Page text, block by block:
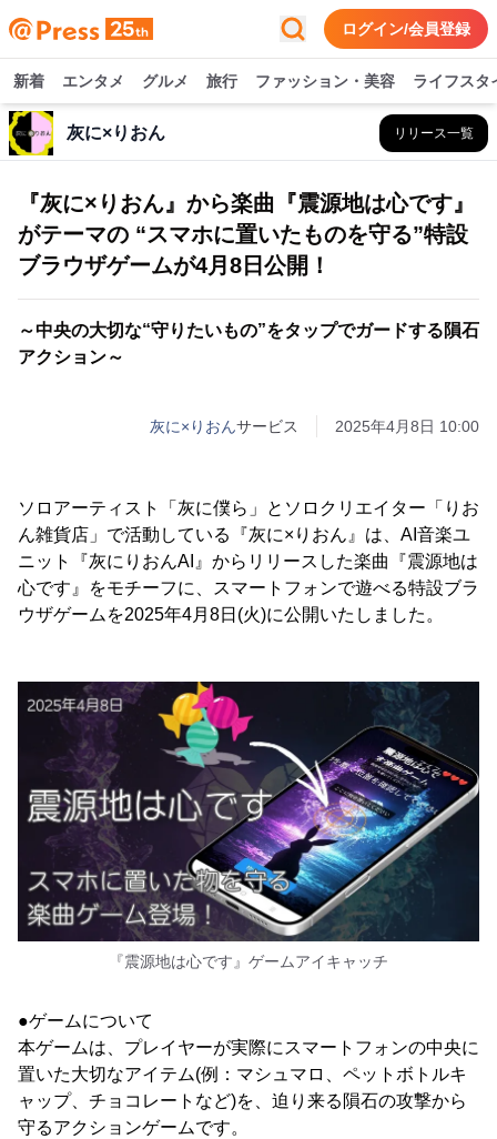
ログイン/会員登録
新着 エンタメ グルメ 旅行 ファッション・美容 ライフスタ
灰に×りおん リリース一覧
『灰に×りおん』から楽曲『震源地は心です』
がテーマの “スマホに置いたものを守る”特設
ブラウザゲームが4月8日公開！
～中央の大切な“守りたいもの”をタップでガードする隕石
アクション～
灰に×りおんサービス 2025年4月8日 10:00
ソロアーティスト「灰に僕ら」とソロクリエイター「りお
ん雑貨店」で活動している『灰に×りおん』は、AI音楽ユ
ニット『灰にりおんAI』からリリースした楽曲『震源地は
心です』をモチーフに、スマートフォンで遊べる特設ブラ
ウザゲームを2025年4月8日(火)に公開いたしました。
『震源地は心です』ゲームアイキャッチ
●ゲームについて
本ゲームは、プレイヤーが実際にスマートフォンの中央に
置いた大切なアイテム(例：マシュマロ、ペットボトルキ
ャップ、チョコレートなど)を、迫り来る隕石の攻撃から
守るアクションゲームです。